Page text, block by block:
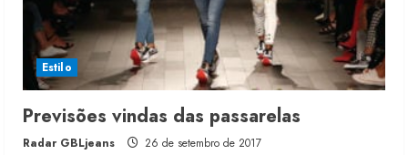
Estilo
Previsões vindas das passarelas
Radar GBLjeans 26 de setembro de 2017
2
Renata Caixeta assume Movimento
Sou de Algodão
5 de agosto de 2026
Fakini prevê R$345 milhões de
receita em 2026